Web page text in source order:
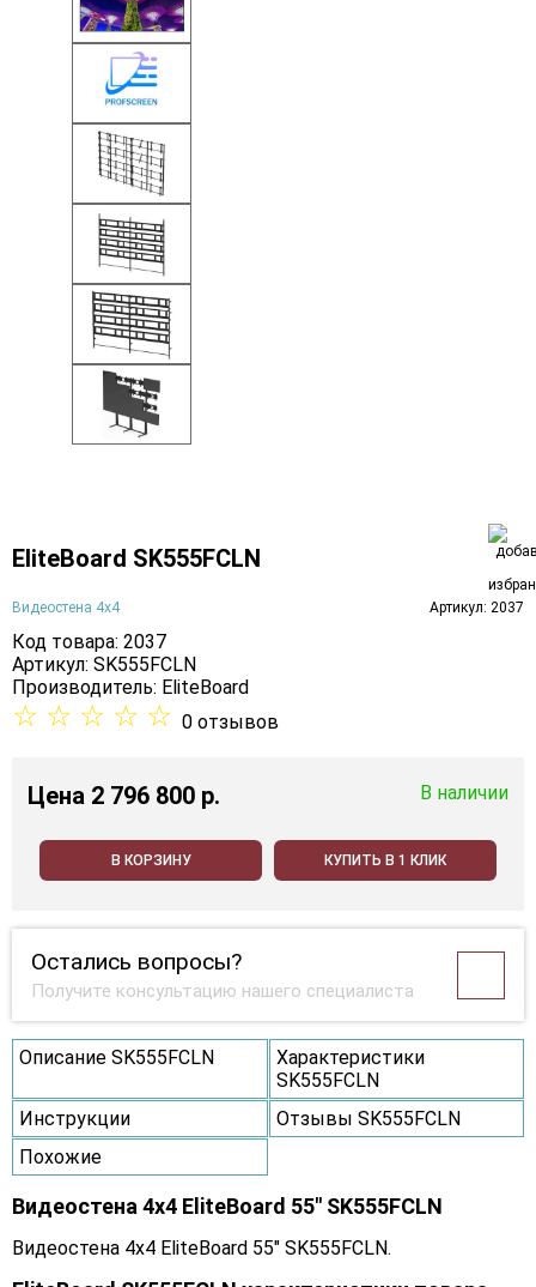
EliteBoard SK555FCLN
Видеостена 4х4 Артикул: 2037
Код товара: 2037
Артикул: SK555FCLN
Производитель: EliteBoard
☆ ☆ ☆ ☆ ☆ 0 отзывов
Цена 2 796 800 p. В наличии
В КОРЗИНУ КУПИТЬ В 1 КЛИК
Остались вопросы?
Получите консультацию нашего специалиста
Описание SK555FCLN
Характеристики
SK555FCLN
Инструкции
Отзывы SK555FCLN
Похожие
Видеостена 4x4 EliteBoard 55" SK555FCLN
Видеостена 4x4 EliteBoard 55" SK555FCLN.